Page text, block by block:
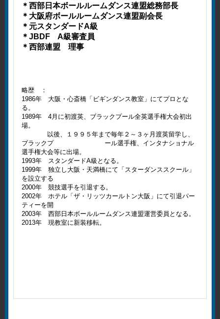
＊西部日本ボールルームダンス連盟総務部長
＊大阪府ボールルームダンス連盟副会長
＊元スタンダードA級
＊JBDF A級審査員
＊西部連盟 理事
略歴 ：
1986年 大阪・心斎橋「ビギンダンス教室」にてプロとな
る。
1989年 4月に初渡英、ブラックプール全英選手権大会初出
場。
以後、１９９５年まで毎年２～３ヶ月渡英留学し、
ブラックプ ール選手権、インタナショナル
選手権大会等に出場。
1993年 スタンダードA級となる。
1999年 独立し大阪・天満橋にて「スターダンススクール」
を設立する
2000年 競技選手を引退する。
2002年 ホテル「ザ・リッツカールトン大阪」にて引退パー
ティーを開
2003年 西部日本ボールルームダンス連盟運営委員となる。
2013年 現教室に新装移転。